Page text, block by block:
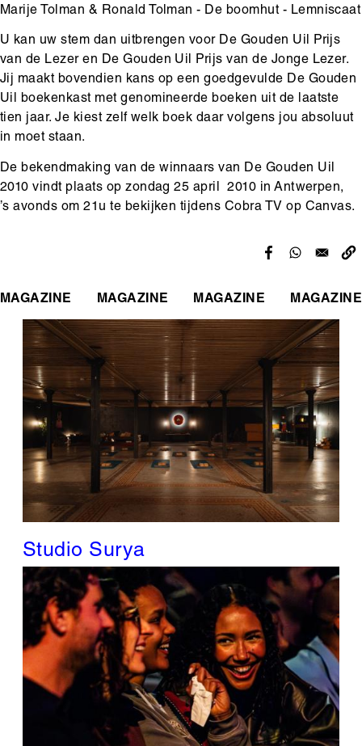
Marije Tolman & Ronald Tolman - De boomhut - Lemniscaat
U kan uw stem dan uitbrengen voor De Gouden Uil Prijs
van de Lezer en De Gouden Uil Prijs van de Jonge Lezer.
Jij maakt bovendien kans op een goedgevulde De Gouden
Uil boekenkast met genomineerde boeken uit de laatste
tien jaar. Je kiest zelf welk boek daar volgens jou absoluut
in moet staan.
De bekendmaking van de winnaars van De Gouden Uil
2010 vindt plaats op zondag 25 april 2010 in Antwerpen,
’s avonds om 21u te bekijken tijdens Cobra TV op Canvas.
MAGAZINE MAGAZINE MAGAZINE MAGAZINE
Studio Surya